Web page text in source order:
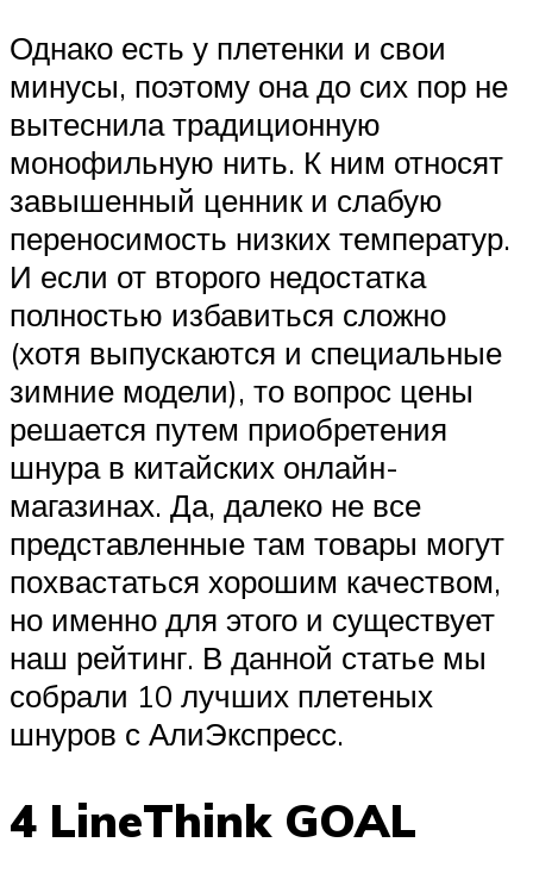
Однако есть у плетенки и свои
минусы, поэтому она до сих пор не
вытеснила традиционную
монофильную нить. К ним относят
завышенный ценник и слабую
переносимость низких температур.
И если от второго недостатка
полностью избавиться сложно
(хотя выпускаются и специальные
зимние модели), то вопрос цены
решается путем приобретения
шнура в китайских онлайн-
магазинах. Да, далеко не все
представленные там товары могут
похвастаться хорошим качеством,
но именно для этого и существует
наш рейтинг. В данной статье мы
собрали 10 лучших плетеных
шнуров с АлиЭкспресс.
4 LineThink GOAL